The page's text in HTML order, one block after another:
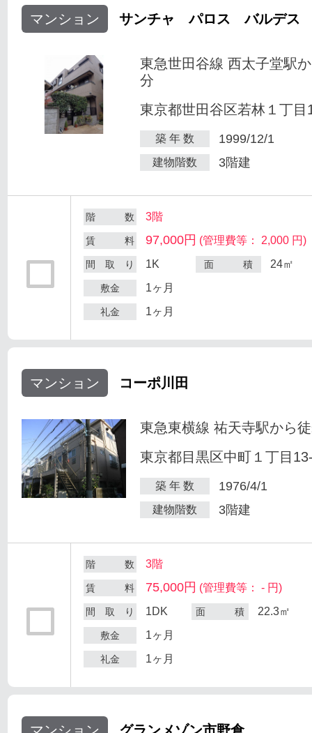
マンション サンチャ パロス バルデス
東急世田谷線 西太子堂駅
分
東京都世田谷区若林１丁目
築 年 数 1999/12/1
建物階数 3階建
階 数 3階
賃 料 97,000円 (管理費等： 2,000 円)
間 取 り 1K 面 積 24㎡
敷金 1ヶ月
礼金 1ヶ月
マンション コーポ川田
東急東横線 祐天寺駅から
東京都目黒区中町１丁目
築 年 数 1976/4/1
建物階数 3階建
階 数 3階
賃 料 75,000円 (管理費等： - 円)
間 取 り 1DK 面 積 22.3㎡
敷金 1ヶ月
礼金 1ヶ月